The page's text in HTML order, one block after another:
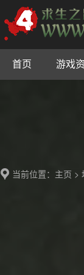
首页 游戏
当前位置： 主页 >